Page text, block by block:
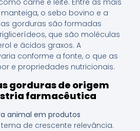
carne e leite. Entre as mais
o sebo bovino e a
gorduras são formadas
que são moléculas
e ácidos graxos. A
conforme a fonte, o que as
e propriedades nutricionais.
gorduras de origem
farmacêutica
animal em produtos
de crescente relevância.